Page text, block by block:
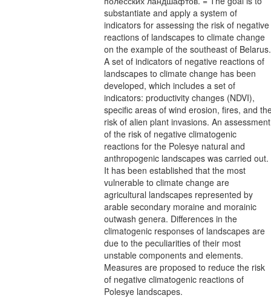
substantiate and apply a system of
indicators for assessing the risk of negative
reactions of landscapes to climate change
on the example of the southeast of Belarus.
A set of indicators of negative reactions of
landscapes to climate change has been
developed, which includes a set of
indicators: productivity changes (NDVI),
specific areas of wind erosion, fires, and
risk of alien plant invasions. An assessment
of the risk of negative climatogenic
reactions for the Polesye natural and
anthropogenic landscapes was carried out.
It has been established that the most
vulnerable to climate change are
agricultural landscapes represented by
arable secondary moraine and morainic
outwash genera. Differences in the
climatogenic responses of landscapes are
due to the peculiarities of their most
unstable components and elements.
Measures are proposed to reduce the risk
of negative climatogenic reactions of
Polesye landscapes.